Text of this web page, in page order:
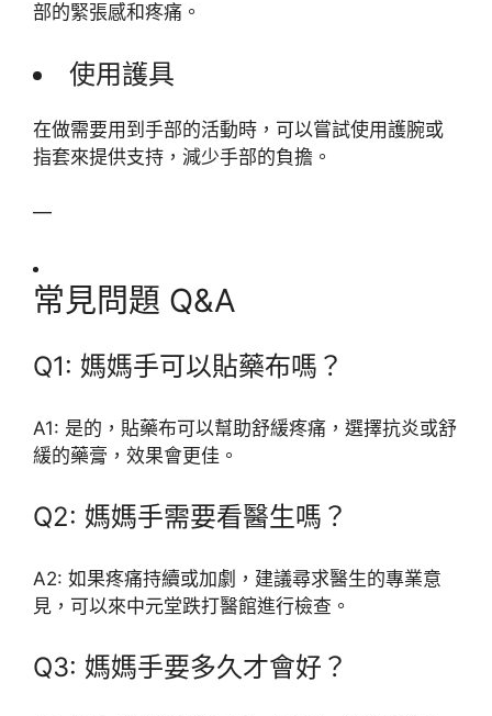
部的緊張感和疼痛。
使用護具
在做需要用到手部的活動時，可以嘗試使用護腕或
指套來提供支持，減少手部的負擔。
—
常見問題 Q&A
Q1: 媽媽手可以貼藥布嗎？
A1: 是的，貼藥布可以幫助舒緩疼痛，選擇抗炎或舒
緩的藥膏，效果會更佳。
Q2: 媽媽手需要看醫生嗎？
A2: 如果疼痛持續或加劇，建議尋求醫生的專業意
見，可以來中元堂跌打醫館進行檢查。
Q3: 媽媽手要多久才會好？